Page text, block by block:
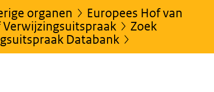
organen
Europees Hof van
Zoek
Databank